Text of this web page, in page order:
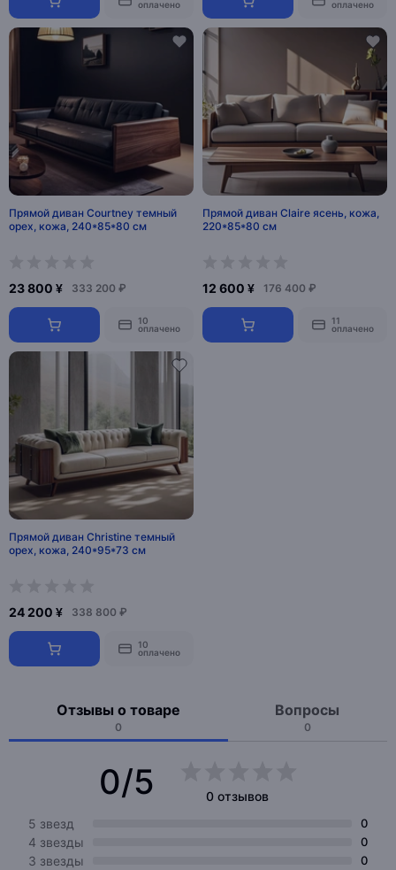
оплачено оплачено
Прямой диван Courtney темный
орех, кожа, 240*85*80 см
23 800 ¥ 333 200 ₽
10
оплачено
Прямой диван Claire ясень, кожа,
220*85*80 см
12 600 ¥ 176 400 ₽
11
оплачено
Прямой диван Christine темный
орех, кожа, 240*95*73 см
24 200 ¥ 338 800 ₽
10
оплачено
Отзывы о товаре
0
Вопросы
0
0/5
0 отзывов
5 звезд
0
4 звезды 0
3 звезды 0